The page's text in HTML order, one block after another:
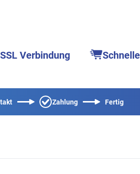
Verbindung
Zahlung Fertig